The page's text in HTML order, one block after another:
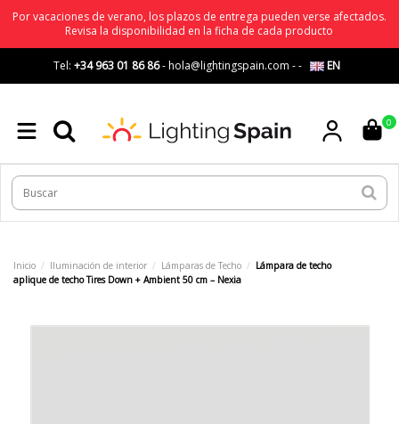
Por vacaciones de verano, los plazos de entrega pueden verse afectados.
Revisa la disponibilidad en la ficha de cada producto
Tel: +34 963 01 86 86-hola@lightingspain.com -- EN
0
Inicio Iluminación de interior Lámparas de Techo
Lámpara de techo
aplique de techo Tires Down + Ambient 50 cm – Nexia